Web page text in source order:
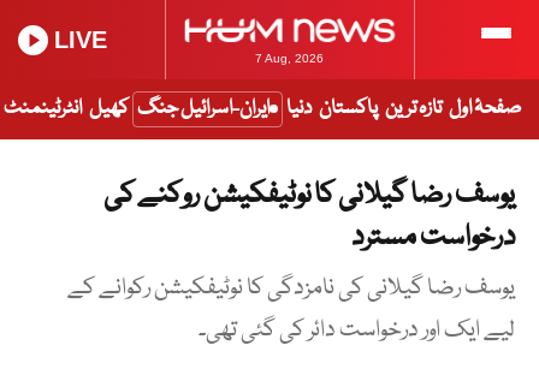
7 Aug, 2026
LIVE
صفحۂ اول تازہ ترین پاکستان دنیا ایران-اسرائیل جنگ کھیل انٹرٹینمنٹ
یوسف رضا گیلانی کا نوٹیفکیشن روکنے کی
درخواست مسترد
یوسف رضا گیلانی کی نامزدگی کا نوٹیفکیشن رکوانے کے
لیے ایک اور درخواست دائر کی گئی تھی۔